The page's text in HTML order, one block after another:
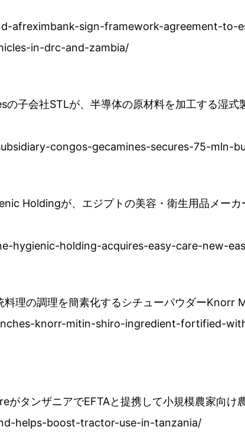
afreximbank-sign-framework-agreement-to-
in-drc-and-zambia/
子会社STLが、半導体の原材料を加工する湿式
congos-gecamines-secures-75-mln-
Holdingが、エジプトの美容・衛生用品メー
hygienic-holding-acquires-easy-care-new-
理の調理を簡素化するシチューパウダーKnorr
knorr-mitin-shiro-ingredient-fortified-
タンザニアでEFTAと提携して小規模農家向け
helps-boost-tractor-use-in-tanzania/